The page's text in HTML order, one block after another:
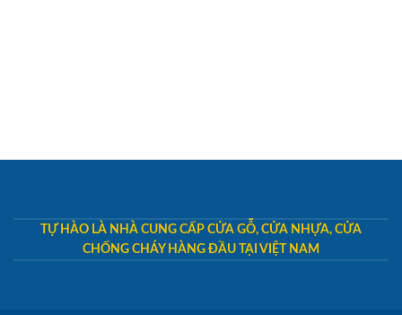
TỰ HÀO LÀ NHÀ CUNG CẤP CỬA GỖ, CỬA NHỰA, CỬA
CHỐNG CHÁY HÀNG ĐẦU TẠI VIỆT NAM